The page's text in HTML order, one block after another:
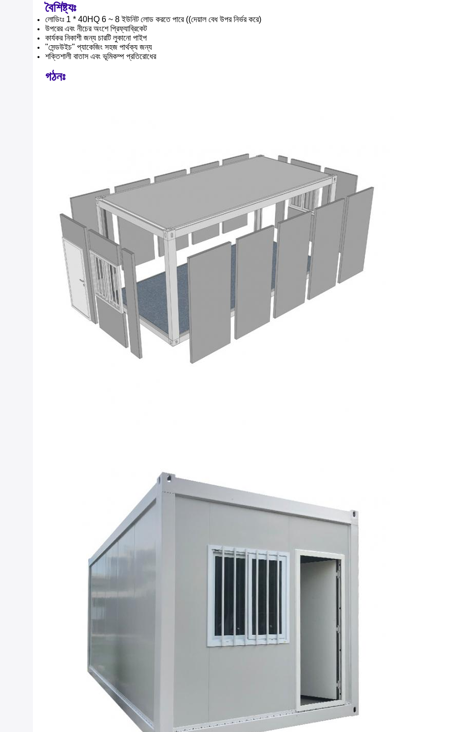
বৈশিষ্ট্যঃ
লোডিংঃ 1 * 40HQ 6 ~ 8 ইউনিট লোড করতে পারে ((দেয়াল বেধ উপর নির্ভর করে)
উপরের এবং নীচের অংশে প্রিফ্যাব্রিকেট
কার্যকর নিকাশী জন্য চারটি লুকানো পাইপ
"সেন্ডউইচ" প্যাকেজিং সহজ পার্থক্য জন্য
শক্তিশালী বাতাস এবং ভূমিকম্প প্রতিরোধের
গঠনঃ